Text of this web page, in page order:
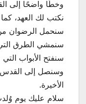
وخطًّا واضحًا إلى
نكتب لك العهد،
سنحمل الرضوان
سنمشي الطرق
سنفتح الأبواب
وسنصل إلى
الأخيرة.
سلام عليك يوم